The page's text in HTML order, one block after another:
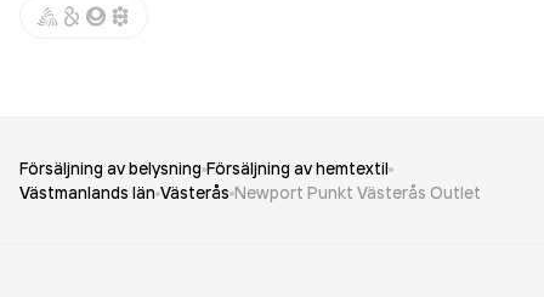
Försäljning av belysning Försäljning av hemtextil
Västmanlands län Västerås Newport Punkt Västerås Outlet